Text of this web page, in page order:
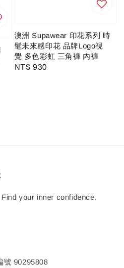
澳洲 Supawear 印花系列 時
髦未來感印花 品牌Logo視
覺 多色彩虹 三角褲 內褲
Regular
NT$ 930
your inner confidence.
號 90295808